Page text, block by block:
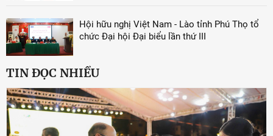
Hội hữu nghị Việt Nam - Lào tỉnh Phú Thọ tổ
chức Đại hội Đại biểu lần thứ III
TIN ĐỌC NHIỀU